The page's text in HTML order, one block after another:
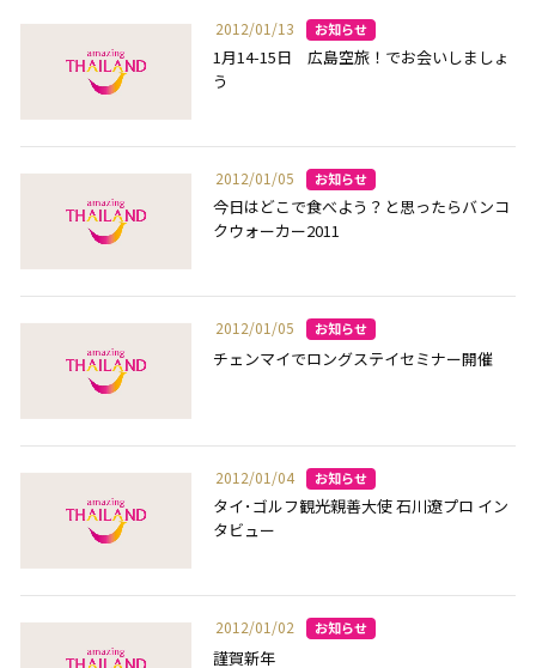
2012/01/13
1月14-15日 広島空旅！でお会いしましょ
う
2012/01/05
今日はどこで食べよう？と思ったらバンコ
クウォーカー2011
2012/01/05
チェンマイでロングステイセミナー開催
2012/01/04
タイ･ゴルフ観光親善大使 石川遼プロ イン
タビュー
2012/01/02
謹賀新年